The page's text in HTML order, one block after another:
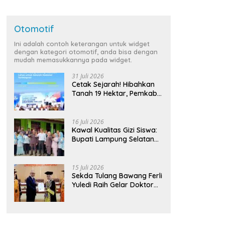
Otomotif
Ini adalah contoh keterangan untuk widget
dengan kategori otomotif, anda bisa dengan
mudah memasukkannya pada widget.
31 Juli 2026
Cetak Sejarah! Hibahkan
Tanah 19 Hektar, Pemkab
Terintegrasi Pertama di
Lampung
16 Juli 2026
Kawal Kualitas Gizi Siswa:
Bupati Lampung Selatan
Bergizi Gratis di Natar
15 Juli 2026
Sekda Tulang Bawang Ferli
Yuledi Raih Gelar Doktor